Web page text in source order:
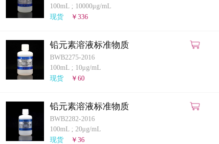
100mL ; 10000μg/mL
现货
￥336
铅元素溶液标准物质
BWB2275-2016
100mL ; 10μg/mL
现货
￥60
铅元素溶液标准物质
BWB2282-2016
100mL ; 20μg/mL
现货
￥36
会员中心
联系我们
返回主页